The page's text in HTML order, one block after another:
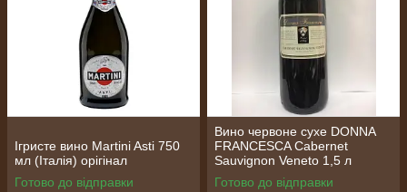
Ігристе вино Martini Asti 750
мл (Італія) орігінал
Готово до відправки
Вино червоне сухе DONNA
FRANCESCA Cabernet
Sauvignon Veneto 1,5 л
Готово до відправки